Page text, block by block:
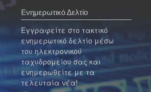
Ενημερωτικό Δελτίο
Εγγραφείτε στο τακτικό
ενημερωτικό δελτίο μέσω
του ηλεκτρονικού
ταχυδρομείου σας και
ενημερωθείτε με τα
τελευταία νέα!